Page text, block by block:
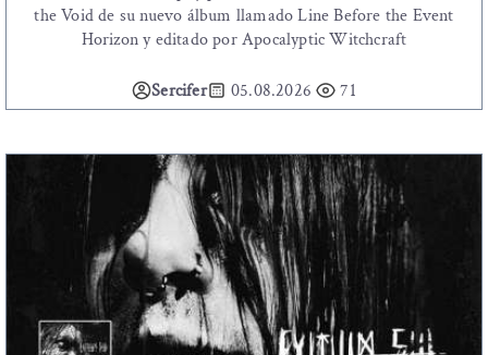
the Void de su nuevo álbum llamado Line Before the Event
Horizon y editado por Apocalyptic Witchcraft
Sercifer 05.08.2026 71